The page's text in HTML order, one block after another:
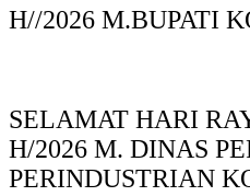
H//2026 M.BUPATI
SELAMAT HARI
H/2026 M. DINAS
PERINDUSTRIAN